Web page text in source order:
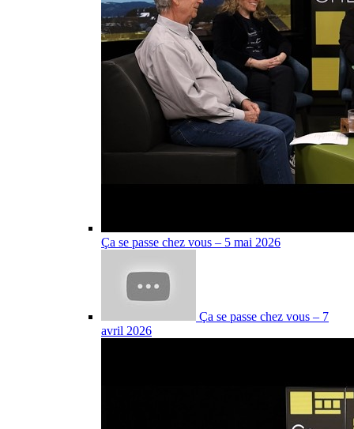
Ça se passe chez vous – 5 mai 2026
Ça se passe chez vous – 7
avril 2026